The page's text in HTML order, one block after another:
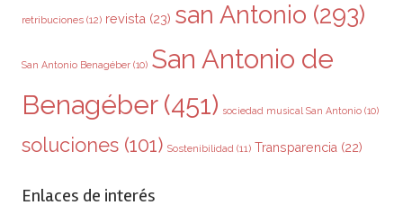
retribuciones (12) revista (23) san Antonio (293)
San Antonio Benagéber (10) San Antonio de
Benagéber(451) sociedad musical San Antonio (10)
soluciones (101) Sostenibilidad (11) Transparencia (22)
Enlaces de interés